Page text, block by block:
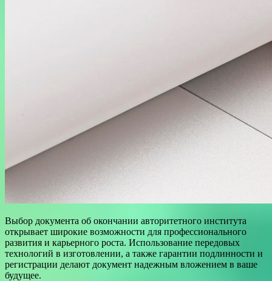
Выбор документа об окончании авторитетного института
открывает широкие возможности для профессионального
развития и карьерного роста. Использование передовых
технологий в изготовлении, а также гарантии подлинности и
регистрации делают документ надежным вложением в ваше
будущее.